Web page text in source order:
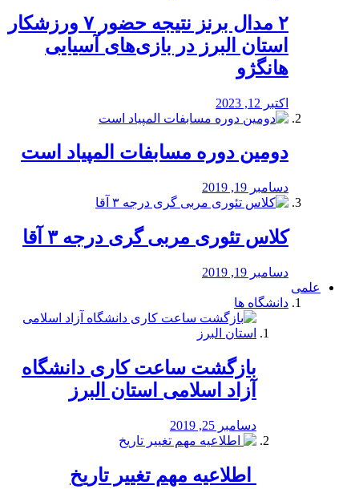
۲ مدال برنز نتیجه حضور ۷ ورزشکار
استان البرز در بازی‌های آسیایی
هانگژو
اکتبر 12, 2023
دومین دوره مسابفات المپیاد است
دسامبر 19, 2019
کلاس تئوری مربی گری درجه ۳ آقا
دسامبر 19, 2019
علمی
دانشگاه ها
بازگشت ساعت کاری دانشگاه
آزاد اسلامی استان البرز
دسامبر 25, 2019
️ اطلاعیه مهم تغییر تاریخ